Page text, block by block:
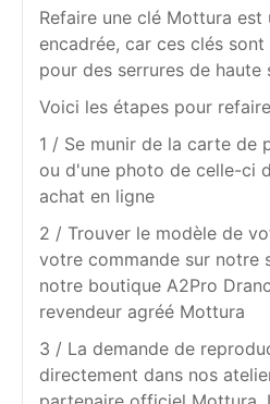
Refaire une clé Mottura est
encadrée, car ces clés
pour des serrures de haute
Voici les étapes pour
1 / Se munir de la carte de
ou d'une photo de celle-ci
achat en ligne
2 / Trouver le modèle de
votre commande sur notre
notre boutique A2Pro
revendeur agréé Mottura
3 / La demande de
directement dans nos